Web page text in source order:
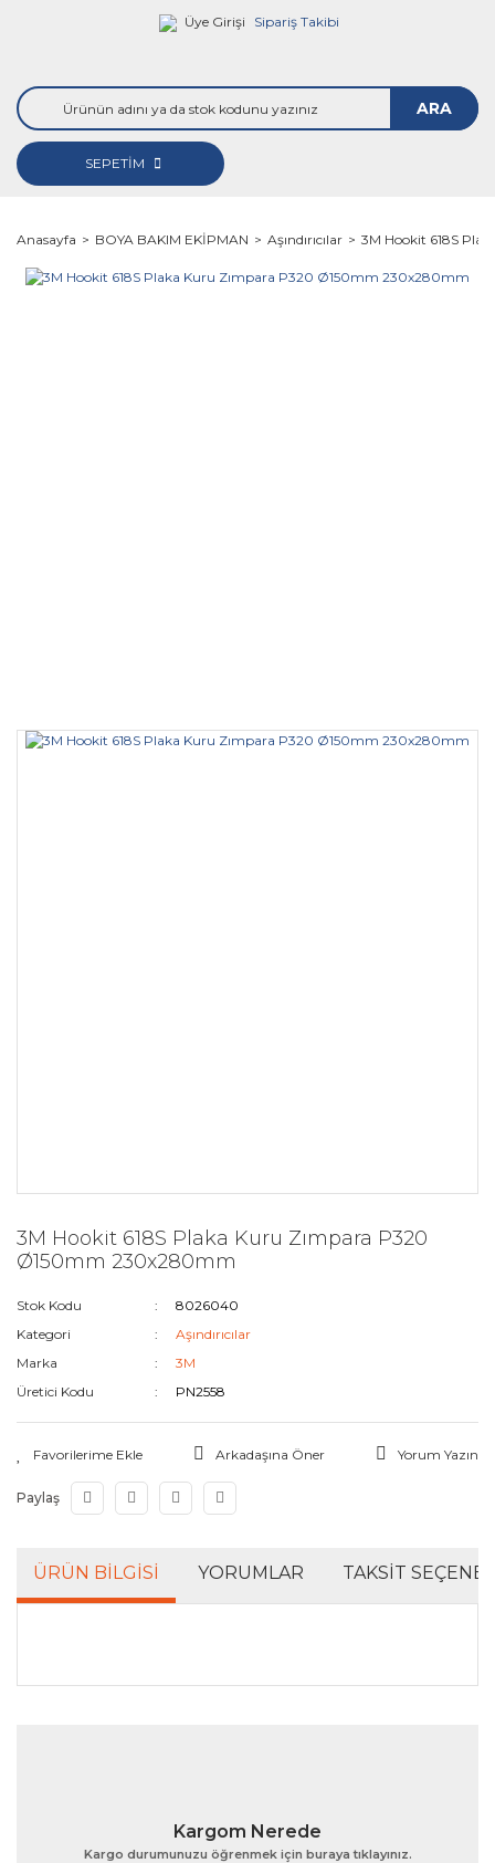
Üye Girişi Sipariş Takibi
ARA
SEPETİM
Anasayfa BOYA BAKIM EKİPMAN Aşındırıcılar 3M Hookit 618S
3M Hookit 618S Plaka Kuru Zımpara P320
Ø150mm 230x280mm
Stok Kodu
8026040
Kategori
Aşındırıcılar
Marka
3M
Üretici Kodu
PN2558
Arkadaşına Öner Yorum Yazın
Paylaş
ÜRÜN BILGISI YORUMLAR TAKSIT
Bu ürünün fiyat bilgisi, resim, ürün açıklamalarında ve
Ürün açıklamasında eksik bilgiler bulunuyor.
Kargom Nerede
Kargo durumunuzu öğrenmek için buraya tıklayınız.